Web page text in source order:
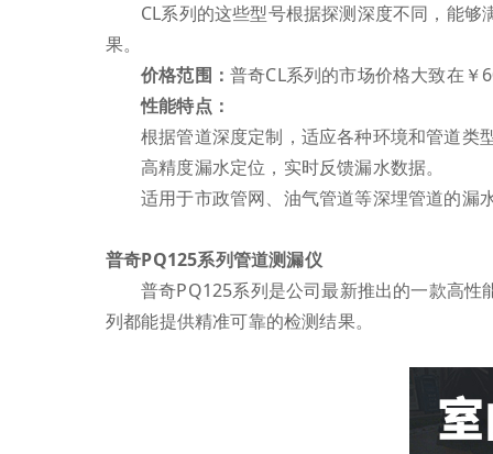
CL系列的这些型号根据探测深度不同，能
果。
价格范围： 普奇CL系列的市场价格大致在
性能特点：
根据管道深度定制，适应各种环境和管道类
高精度漏水定位，实时反馈漏水数据。
适用于市政管网、油气管道等深埋管道的漏
普奇PQ125系列管道测漏仪
普奇PQ125系列是公司最新推出的一款高
列都能提供精准可靠的检测结果。